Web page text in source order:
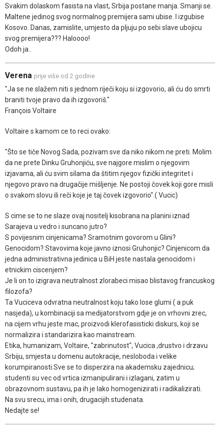
Svakim dolaskom fasista na vlast, Srbija postane manja. Smanji se.
Maltene jedinog svog normalnog premijera sami ubise. I izgubise
Kosovo. Danas, zamislite, umjesto da pljuju po sebi slave ubojicu
svog premijera??? Haloooo!
Odoh ja..
Verena prije više od 2 godine
"Ja se ne slažem niti s jednom riječi koju si izgovorio, ali ću do smrti
braniti tvoje pravo da ih izgovoriš."
François Voltaire
Voltaire s kamom ce to reci ovako:
"Što se tiče Novog Sada, pozivam sve da niko nikom ne preti. Molim
da ne prete Dinku Gruhonjiću, sve najgore mislim o njegovim
izjavama, ali ću svim silama da štitim njegov fizički integritet i
njegovo pravo na drugačije mišljenje. Ne postoji čovek koji gore misli
o svakom slovu ili reči koje je taj čovek izgovorio".( Vucic)
S cime se to ne slaze ovaj nositelj kisobrana na planini iznad
Sarajeva u vedro i suncano jutro?
S povijesnim cinjenicama? Sramotnim govorom u Glini?
Genocidom? Stavovima koje javno iznosi Gruhonjic? Cinjenicom da
jedna administrativna jedinica u BiH jeste nastala genocidom i
etnickim ciscenjem?
Je li on to izigrava neutralnost zlorabeci misao blistavog francuskog
filozofa?
Ta Vuciceva odvratna neutralnost koju tako lose glumi ( a puk
nasjeda), u kombinaciji sa medijatorstvom gdje je on vrhovni zrec,
na cijem vrhu jeste mac, proizvodi klerofasisticki diskurs, koji se
normalizira i standarizira kao mainstream.
Etika, humanizam, Voltaire, "zabrinutost", Vucica ,drustvo i drzavu
Srbiju, smjesta u domenu autokracije, nesloboda i velike
korumpiranosti.Sve se to disperzira na akademsku zajednicu;
studenti su vec od vrtica izmanipulirani i izlagani, zatim u
obrazovnom sustavu, pa ih je lako homogenizirati i radikalizirati.
Na svu srecu, ima i onih, drugacijih studenata.
Nedajte se!